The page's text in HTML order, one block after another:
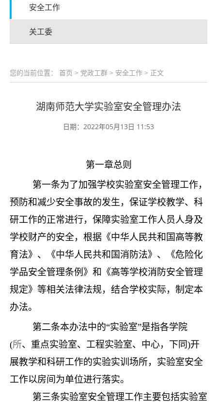
安全工作
关工委
您的当前位置： 首页 > 党政工群 > 安全工作 > 正文
湖南师范大学实验室安全管理办法
日期：2022年05月13日 11:53
第一章总则
第一条为了加强学校实验室安全管理工作，
预防和减少安全事故的发生，保证学校教学、科
研工作的正常进行，保障实验室工作人员人身及
学校财产的安全，根据《中华人民共和国高等教
育法》、《中华人民共和国消防法》、《危险化
学品安全管理条例》和《高等学校消防安全管理
规定》等相关法律法规，结合学校实际，制定本
办法。
第二条本办法中的“实验室”是指各学院
(所、重点实验室、工程实验室、中心，下同)开
展教学和科研工作的实验实训场所，实验室安全
工作以房间为单位进行落实。
第三条实验室安全管理工作主要包括实验室